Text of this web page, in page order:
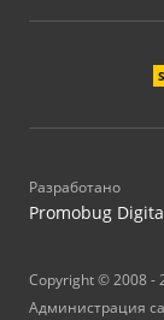
Разработано
Promobug
Copyright © 2008 -
Администрация